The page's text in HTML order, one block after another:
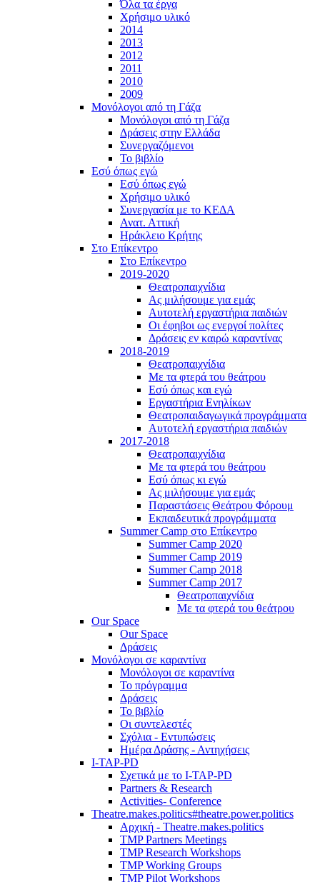
Όλα τα έργα
Χρήσιμο υλικό
2014
2013
2012
2011
2010
2009
Μονόλογοι από τη Γάζα
Μονόλογοι από τη Γάζα
Δράσεις στην Ελλάδα
Συνεργαζόμενοι
To βιβλίο
Εσύ όπως εγώ
Εσύ όπως εγώ
Χρήσιμο υλικό
Συνεργασία με το ΚΕΔΑ
Ανατ. Αττική
Ηράκλειο Κρήτης
Στο Επίκεντρο
Στο Επίκεντρο
2019-2020
Θεατροπαιχνίδια
Ας μιλήσουμε για εμάς
Αυτοτελή εργαστήρια παιδιών
Οι έφηβοι ως ενεργοί πολίτες
Δράσεις εν καιρώ καραντίνας
2018-2019
Θεατροπαιχνίδια
Με τα φτερά του θεάτρου
Εσύ όπως και εγώ
Εργαστήρια Ενηλίκων
Θεατροπαιδαγωγικά προγράμματα
Αυτοτελή εργαστήρια παιδιών
2017-2018
Θεατροπαιχνίδια
Με τα φτερά του θεάτρου
Εσύ όπως κι εγώ
Ας μιλήσουμε για εμάς
Παραστάσεις Θεάτρου Φόρουμ
Εκπαιδευτικά προγράμματα
Summer Camp στο Επίκεντρο
Summer Camp 2020
Summer Camp 2019
Summer Camp 2018
Summer Camp 2017
Θεατροπαιχνίδια
Με τα φτερά του θεάτρου
Our Space
Our Space
Δράσεις
Μονόλογοι σε καραντίνα
Μονόλογοι σε καραντίνα
Το πρόγραμμα
Δράσεις
Το βιβλίο
Οι συντελεστές
Σχόλια - Εντυπώσεις
Ημέρα Δράσης - Αντηχήσεις
I-TAP-PD
Σχετικά με το I-TAP-PD
Partners & Research
Activities- Conference
Theatre.makes.politics#theatre.power.politics
Αρχική - Theatre.makes.politics
TMP Partners Meetings
TMP Research Workshops
TMP Working Groups
TMP Pilot Workshops